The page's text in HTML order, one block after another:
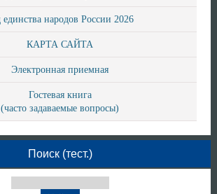
единства народов России 2026
КАРТА САЙТА
Электронная приемная
Гостевая книга
(часто задаваемые вопросы)
Поиск (тест.)